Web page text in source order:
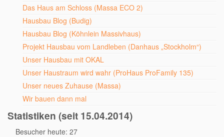
Das Haus am Schloss (Massa ECO 2)
Hausbau Blog (Budig)
Hausbau Blog (Köhnlein Massivhaus)
Projekt Hausbau vom Landleben (Danhaus „Stockholm“)
Unser Hausbau mit OKAL
Unser Haustraum wird wahr (ProHaus ProFamily 135)
Unser neues Zuhause (Massa)
Wir bauen dann mal
Statistiken (seit 15.04.2014)
Besucher heute: 27